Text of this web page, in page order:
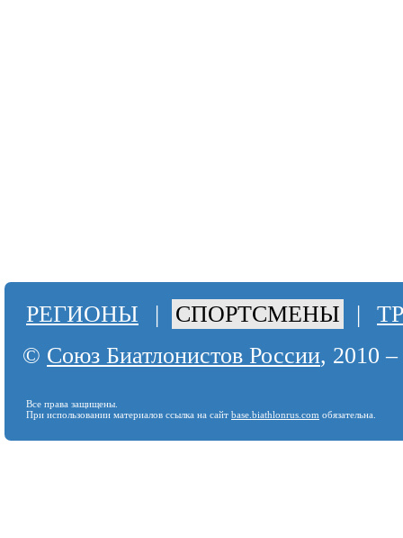
РЕГИОНЫ | СПОРТСМЕНЫ |
© Союз Биатлонистов России, 2010
Все права защищены.
При использовании материалов ссылка на сайт base.biathlonrus.com обязательна.